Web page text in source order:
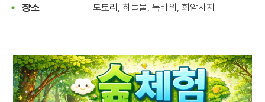
장소 도토리, 하늘물, 독바위, 회암사지